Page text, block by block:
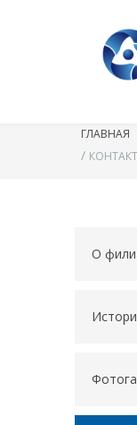
ГЛАВНАЯ
/
О